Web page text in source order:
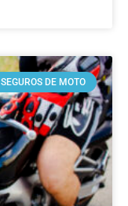
SEGUROS DE MOTO